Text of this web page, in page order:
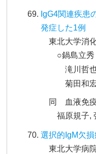
IgG4関連疾患
発症した1例
東北大学消
○鍋島立
滝川哲
菊田和
同 血液免
福原規子,
選択的IgM欠
東北大学病